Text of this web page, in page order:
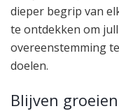
dieper begrip van
te ontdekken om
overeenstemming
doelen.
Blijven